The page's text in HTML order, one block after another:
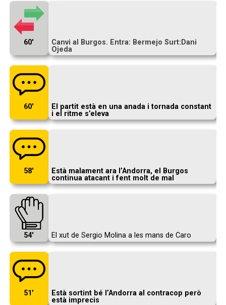
60′
Canvi al Burgos. Entra: Bermejo Surt:Dani
Ojeda
60′
El partit està en una anada i tornada constant
i el ritme s’eleva
58′
Està malament ara l’Andorra, el Burgos
continua atacant i fent molt de mal
54′ El xut de Sergio Molina a les mans de Caro
51′
Està sortint bé l’Andorra al contracop però
està imprecis